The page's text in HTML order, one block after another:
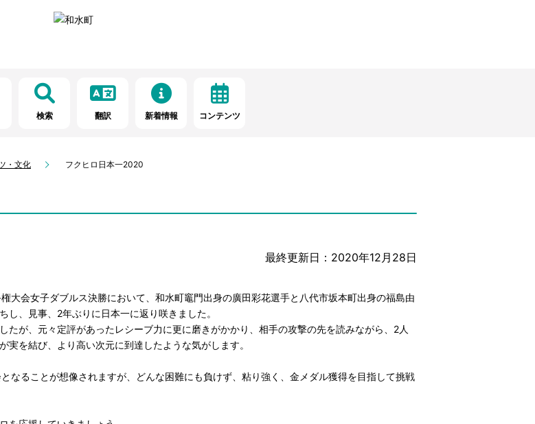
検索 翻訳 新着情報 コンテンツ
・文化 フクヒロ日本一2020
最終更新日：2020年12月28日
大会女子ダブルス決勝において、和水町竈門出身の廣田彩花選手と八代市坂本町出身の福島由
、見事、2年ぶりに日本一に返り咲きました。
たが、元々定評があったレシーブ力に更に磨きがかかり、相手の攻撃の先を読みながら、2人
を結び、より高い次元に到達したような気がします。
なることが想像されますが、どんな困難にも負けず、粘り強く、金メダル獲得を目指して挑戦